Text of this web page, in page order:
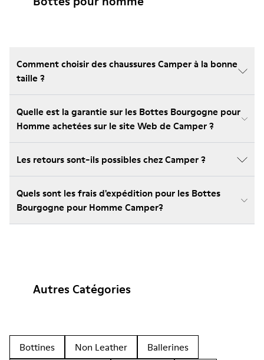
Comment choisir des chaussures Camper à la bonne
taille ?
Quelle est la garantie sur les Bottes Bourgogne pour
Homme achetées sur le site Web de Camper ?
Les retours sont-ils possibles chez Camper ?
Quels sont les frais d'expédition pour les Bottes
Bourgogne pour Homme Camper?
Autres Catégories
Bottines Non Leather
Ballerines